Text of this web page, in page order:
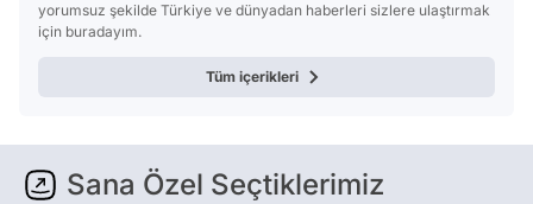
yorumsuz şekilde Türkiye ve dünyadan haberleri sizlere ulaştırmak
için buradayım.
Tüm içerikleri
Sana Özel Seçtiklerimiz